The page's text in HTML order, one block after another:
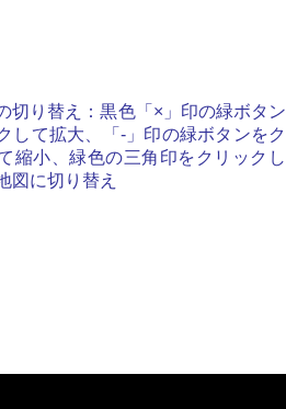
切り替え：黒色「×」印の緑ボタン
して拡大、「-」印の緑ボタンをク
縮小、緑色の三角印をクリックし
図に切り替え